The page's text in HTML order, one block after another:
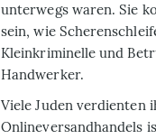
unterwegs waren. Sie
sein, wie
Kleinkriminelle und
Handwerker.
Viele Juden verdienten
Onlineversandhandels